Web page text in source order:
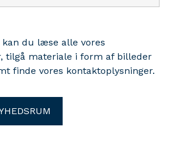
du læse alle vores
tilgå materiale i form af billeder
finde vores kontaktoplysninger.